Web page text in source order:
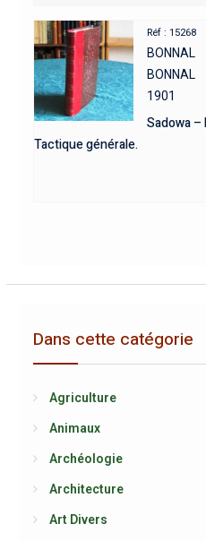
Réf : 15268
BONNAL
BONNAL
1901
Sadowa
Tactique générale.
Dans cette catégorie
Agriculture
Animaux
Archéologie
Architecture
Art Divers